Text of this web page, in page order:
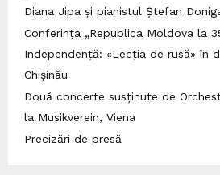
Diana Jipa și pianistul Ștefan
Conferința „Republica Moldova la
Independență: «Lecția de rusă» în
Chișinău
Două concerte susținute de
la Musikverein, Viena
Precizări de presă